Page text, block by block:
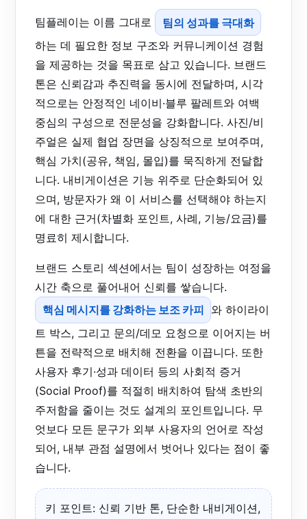
팀플레이는 이름 그대로
팀의 성과를 극대화
하는 데 필요한 정보 구조와 커뮤니케이션 경험
을 제공하는 것을 목표로 삼고 있습니다. 브랜드
톤은 신뢰감과 추진력을 동시에 전달하며, 시각
적으로는 안정적인 네이비·블루 팔레트와 여백
중심의 구성으로 전문성을 강화합니다. 사진/비
주얼은 실제 협업 장면을 상징적으로 보여주며,
핵심 가치(공유, 책임, 몰입)를 묵직하게 전달합
니다. 내비게이션은 기능 위주로 단순화되어 있
으며, 방문자가 왜 이 서비스를 선택해야 하는지
에 대한 근거(차별화 포인트, 사례, 기능/요금)를
명료히 제시합니다.
브랜드 스토리 섹션에서는 팀이 성장하는 여정을
시간 축으로 풀어내어 신뢰를 쌓습니다.
핵심 메시지를 강화하는 보조 카피
와 하이라이
트 박스, 그리고 문의/데모 요청으로 이어지는 버
튼을 전략적으로 배치해 전환을 이끕니다. 또한
사용자 후기·성과 데이터 등의 사회적 증거
(Social Proof)를 적절히 배치하여 탐색 초반의
주저함을 줄이는 것도 설계의 포인트입니다. 무
엇보다 모든 문구가 외부 사용자의 언어로 작성
되어, 내부 관점 설명에서 벗어나 있다는 점이 좋
습니다.
키 포인트: 신뢰 기반 톤, 단순한 내비게이션,